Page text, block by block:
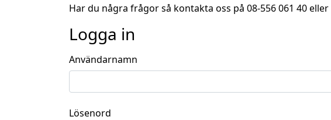
Har du några frågor så kontakta oss på 08-556 061 40eller
Logga in
Användarnamn
Lösenord